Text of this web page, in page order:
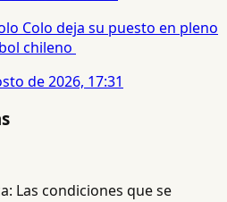
Colo deja su puesto en pleno
chileno
de 2026, 17:31